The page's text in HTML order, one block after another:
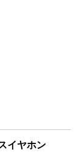
イヤホン